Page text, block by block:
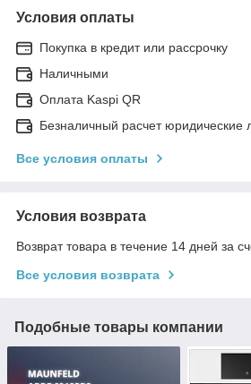
Условия оплаты
Покупка в кредит или рассрочку
Наличными
Оплата Kaspi QR
Безналичный расчет юридические
Все условия оплаты
Условия возврата
Возврат товара в течение 14 дней за
Все условия возврата
Подобные товары компании